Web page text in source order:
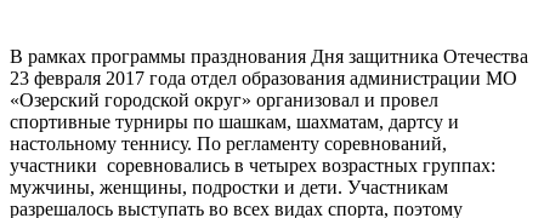
В рамках программы празднования Дня защитника Отечества
23 февраля 2017 года отдел образования администрации МО
«Озерский городской округ» организовал и провел
спортивные турниры по шашкам, шахматам, дартсу и
настольному теннису. По регламенту соревнований,
участники соревновались в четырех возрастных группах:
мужчины, женщины, подростки и дети. Участникам
разрешалось выступать во всех видах спорта, поэтому